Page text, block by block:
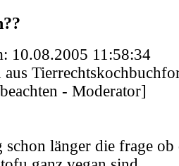
10.08.2005 11:58:34
aus
- Moderator]
länger die frage ob